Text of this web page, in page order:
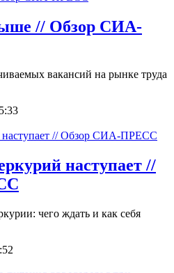
// Обзор СИА-
вакансий на рынке труда
наступает //
чего ждать и как себя